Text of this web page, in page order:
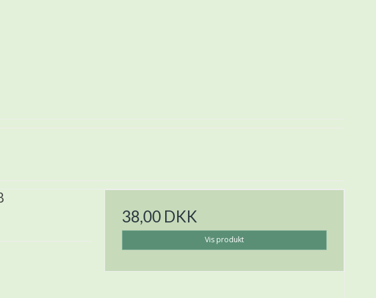
38,00 DKK
Vis produkt